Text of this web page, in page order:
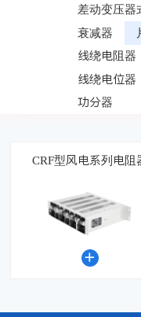
差动变压器
衰减器
线绕电阻器
线绕电位器
功分器
CRF型风电系列电阻
